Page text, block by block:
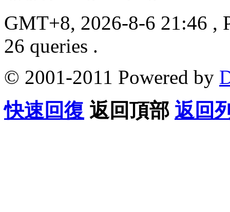
GMT+8, 2026-8-6 21:46 ,
26 queries .
© 2001-2011 Powered by
快速回復 返回頂部 返回